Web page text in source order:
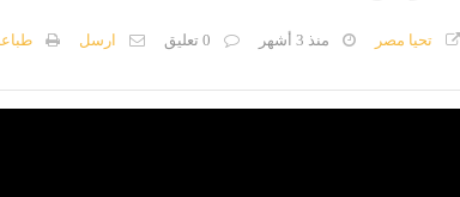
تحيا مصر منذ 3 أشهر 0 تعليق ارسل